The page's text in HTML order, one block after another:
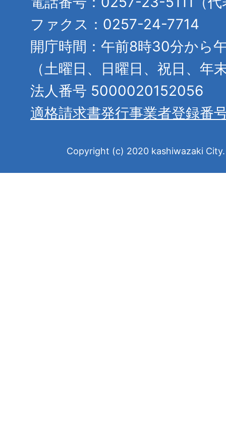
ファクス：0257-24-7714
開庁時間：午前8時30分から
（土曜日、日曜日、祝日、年
法人番号 5000020152056
適格請求書発行事業者登録番
Copyright (c) 2020 kashiwazaki